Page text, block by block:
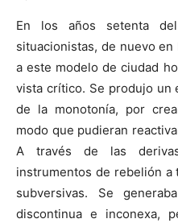
En los años setenta
situacionistas, de nuevo
a este modelo de ciudad
vista crítico. Se produjo un
de la monotonía, por
modo que pudieran
A través de las
instrumentos de rebelión a
subversivas. Se
discontinua e inconexa,